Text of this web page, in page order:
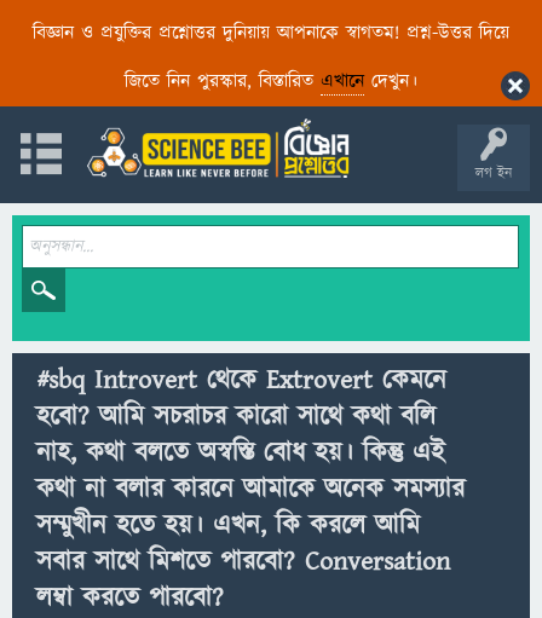
বিজ্ঞান ও প্রযুক্তির প্রশ্নোত্তর দুনিয়ায় আপনাকে স্বাগতম! প্রশ্ন-উত্তর দিয়ে
জিতে নিন পুরস্কার, বিস্তারিত এখানেদেখুন।
লগ ইন
#sbq Introvert থেকে Extrovert কেমনে
হবো? আমি সচরাচর কারো সাথে কথা বলি
নাহ, কথা বলতে অস্বস্তি বোধ হয়। কিন্তু এই
কথা না বলার কারনে আমাকে অনেক সমস্যার
সম্মুখীন হতে হয়। এখন, কি করলে আমি
সবার সাথে মিশতে পারবো? Conversation
লম্বা করতে পারবো?